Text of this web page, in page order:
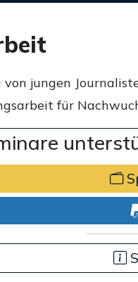
jungen
für